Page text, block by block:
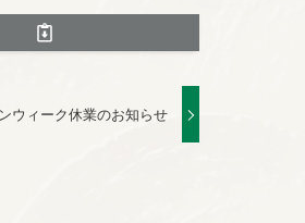
ウィーク休業のお知らせ